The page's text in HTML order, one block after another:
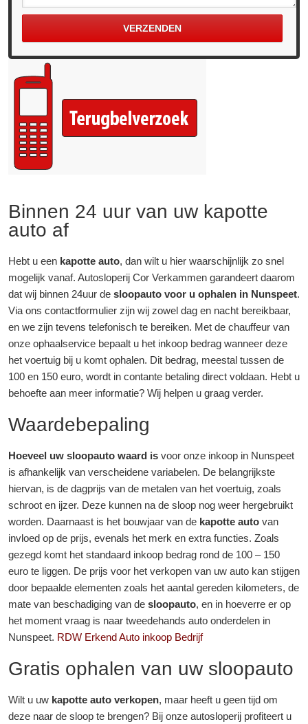
Binnen 24 uur van uw kapotte
auto af
Hebt u een kapotte auto, dan wilt u hier waarschijnlijk zo snel
mogelijk vanaf. Autosloperij Cor Verkammen garandeert daarom
dat wij binnen 24uur de sloopauto voor u ophalen in Nunspeet.
Via ons contactformulier zijn wij zowel dag en nacht bereikbaar,
en we zijn tevens telefonisch te bereiken. Met de chauffeur van
onze ophaalservice bepaalt u het inkoop bedrag wanneer deze
het voertuig bij u komt ophalen. Dit bedrag, meestal tussen de
100 en 150 euro, wordt in contante betaling direct voldaan. Hebt u
behoefte aan meer informatie? Wij helpen u graag verder.
Waardebepaling
Hoeveel uw sloopauto waard is voor onze inkoop in Nunspeet
is afhankelijk van verscheidene variabelen. De belangrijkste
hiervan, is de dagprijs van de metalen van het voertuig, zoals
schroot en ijzer. Deze kunnen na de sloop nog weer hergebruikt
worden. Daarnaast is het bouwjaar van de kapotte auto van
invloed op de prijs, evenals het merk en extra functies. Zoals
gezegd komt het standaard inkoop bedrag rond de 100 – 150
euro te liggen. De prijs voor het verkopen van uw auto kan stijgen
door bepaalde elementen zoals het aantal gereden kilometers, de
mate van beschadiging van de sloopauto, en in hoeverre er op
het moment vraag is naar tweedehands auto onderdelen in
Nunspeet. RDW Erkend Auto inkoop Bedrijf
Gratis ophalen van uw sloopauto
Wilt u uw kapotte auto verkopen, maar heeft u geen tijd om
deze naar de sloop te brengen? Bij onze autosloperij profiteert u